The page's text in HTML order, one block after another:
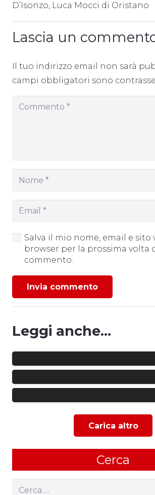
D’Isonzo, Luca Mocci di Oristano
Lascia un
Il tuo indirizzo email non sarà
campi obbligatori sono
Salva il mio nome, email e sito
browser per la prossima volta
commento.
Invia commento
Leggi anche...
GRICIGNANO-US ANGRI
GRICIGNANO-US ANGRI
LA FOTOGALLERY
FUTSAL | NUOVA
ELLEGI FERRARA
Carica altro
Cerca
Ricerca